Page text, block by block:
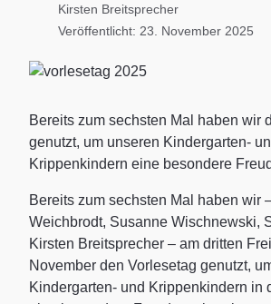
Kirsten Breitsprecher
Veröffentlicht: 23. November 2025
Bereits zum sechsten Mal haben wir
genutzt, um unseren Kindergarten-
Krippenkindern eine besondere
Bereits zum sechsten Mal haben wir
Weichbrodt, Susanne Wischnewski,
Kirsten Breitsprecher – am dritten
November den Vorlesetag genutzt,
Kindergarten- und Krippenkindern in